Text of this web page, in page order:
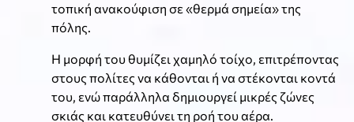
τοπική ανακούφιση σε «θερμά σημεία» της
πόλης.
Η μορφή του θυμίζει χαμηλό τοίχο, επιτρέποντας
στους πολίτες να κάθονται ή να στέκονται κοντά
του, ενώ παράλληλα δημιουργεί μικρές ζώνες
σκιάς και κατευθύνει τη ροή του αέρα.